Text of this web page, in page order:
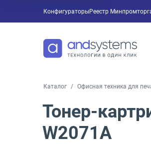
КонфигураторыРеестр
Каталог Офисная техника для
Тонер-
W2071A